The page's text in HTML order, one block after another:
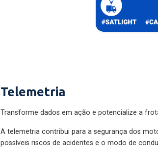
Telemetria
Transforme dados em ação e potencialize a
A telemetria contribui para a segurança dos
possíveis riscos de acidentes e o modo de